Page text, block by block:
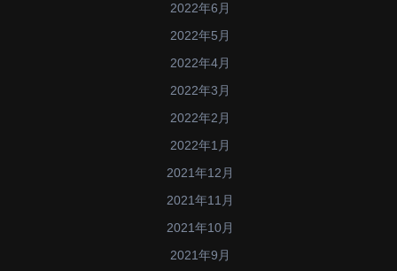
2022年6月
2022年5月
2022年4月
2022年3月
2022年2月
2022年1月
2021年12月
2021年11月
2021年10月
2021年9月